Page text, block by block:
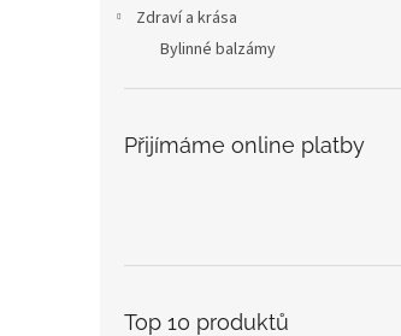
Zdraví a krása
Bylinné balzámy
Přijímáme online platby
Top 10 produktů